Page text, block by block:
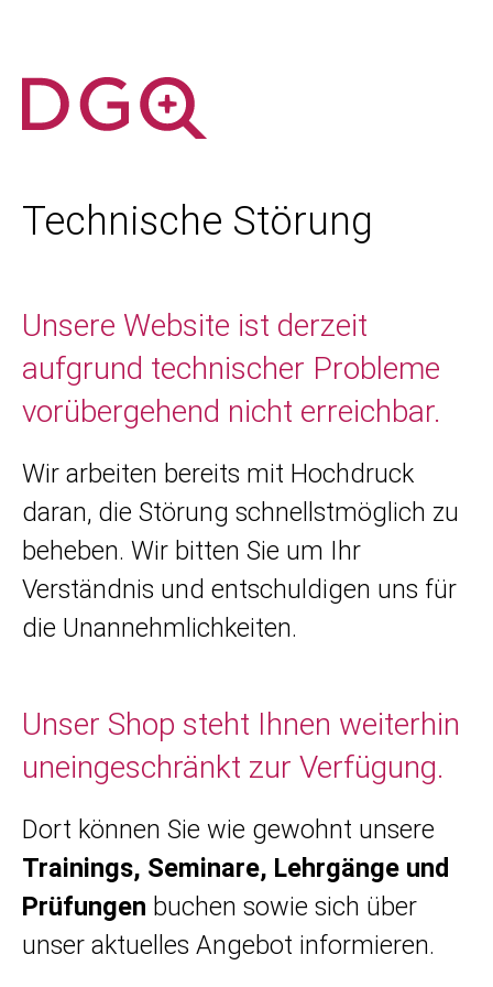
Technische Störung
Unsere Website ist derzeit
aufgrund technischer Probleme
vorübergehend nicht erreichbar.
Wir arbeiten bereits mit Hochdruck
daran, die Störung schnellstmöglich zu
beheben. Wir bitten Sie um Ihr
Verständnis und entschuldigen uns für
die Unannehmlichkeiten.
Unser Shop steht Ihnen weiterhin
uneingeschränkt zur Verfügung.
Dort können Sie wie gewohnt unsere
Trainings, Seminare, Lehrgänge und
Prüfungen buchen sowie sich über
unser aktuelles Angebot informieren.